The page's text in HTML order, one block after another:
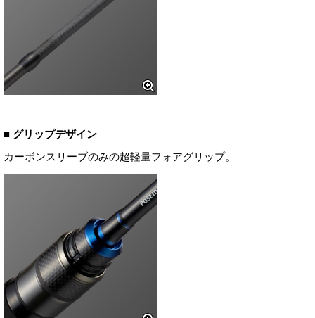
■ グリップデザイン
カーボンスリーブのみの超軽量フォアグリップ。